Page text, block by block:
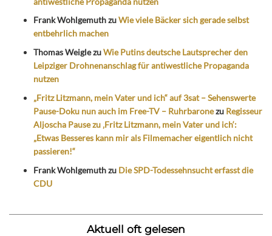
Frank WohlgemuthzuWie viele Bäcker sich gerade selbst
entbehrlich machen
Thomas WeiglezuWie Putins deutsche Lautsprecher den
Leipziger Drohnenanschlag für antiwestliche Propaganda
nutzen
„Fritz Litzmann, mein Vater und ich“ auf 3sat – Sehenswerte
Pause-Doku nun auch im Free-TV – Ruhrbaronezu Regisseur
Aljoscha Pause zu ‚Fritz Litzmann, mein Vater und ich‘:
„Etwas Besseres kann mir als Filmemacher eigentlich nicht
passieren!“
Frank Wohlgemuthzu Die SPD-Todessehnsucht erfasst die
CDU
Aktuell oft gelesen